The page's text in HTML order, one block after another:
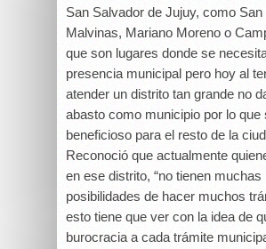
San Salvador de Jujuy, como San
Malvinas, Mariano Moreno o
que son lugares donde se
presencia municipal pero hoy al
atender un distrito tan grande no
abasto como municipio por lo que
beneficioso para el resto de la
Reconoció que actualmente
en ese distrito, “no tienen muchas
posibilidades de hacer muchos
esto tiene que ver con la idea de
burocracia a cada trámite